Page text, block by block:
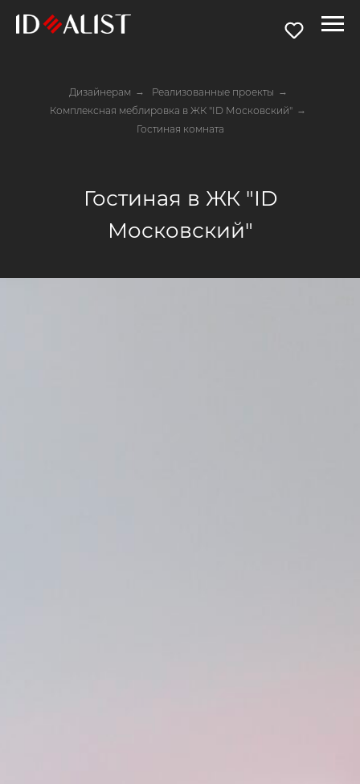
Дизайнерам → Реализованные проекты →
Комплексная меблировка в ЖК "ID Московский" →
Гостиная комната
Гостиная в ЖК "ID
Московский"